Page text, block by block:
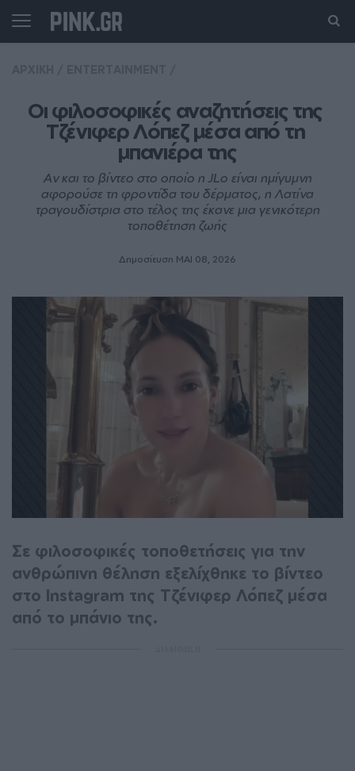
Οι φιλοσοφικές αναζητήσεις της
Τζένιφερ Λόπεζ μέσα από τη
μπανιέρα της
Αν και το βίντεο στο οποίο η JLo είναι ημίγυμνη
αφορούσε τη φροντίδα του δέρματος, η Λατίνα
τραγουδίστρια στο τέλος της έκανε μια γενικότερη
τοποθέτηση ζωής
Δημοσίευση ΜΑΙ 08, 2026
Σε φιλοσοφικές τοποθετήσεις για την
ανθρώπινη θέληση εξελίχθηκε το βίντεο
στο Instagram της Τζένιφερ Λόπεζ μέσα
από το μπάνιο της.